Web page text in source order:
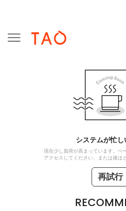
システムが忙し
現在少し負荷が高まっています。ペ
アクセスしてください、または後ほ
再試行